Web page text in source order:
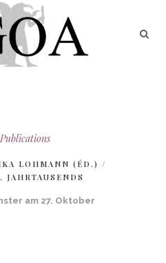
Publications
LOHMANN (ÉD.) /
JAHRTAUSENDS
am 27. Oktober